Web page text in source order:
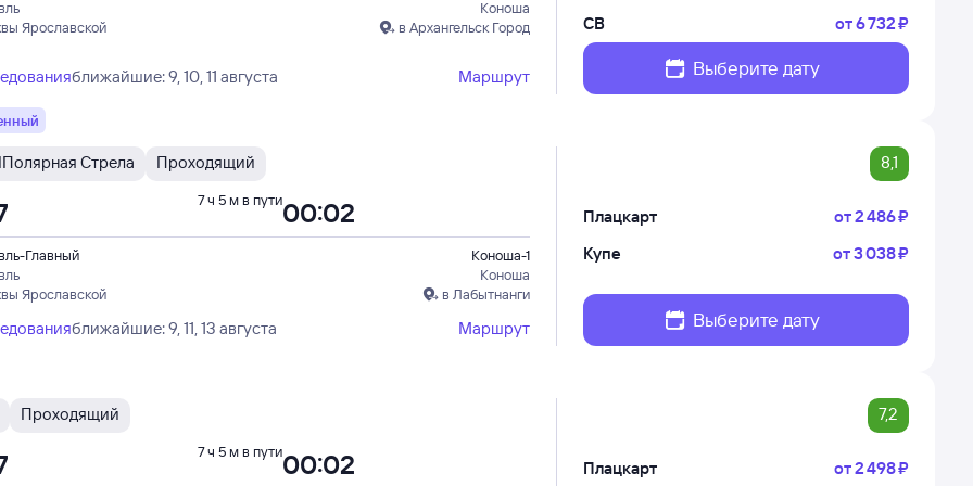
Ярославской
Коноша
в Архангельск Город
ближайшие: 9, 10, 11 августа Маршрут
СВ от6 ⁠732 ⁠₽
Выберите дату
Полярная Стрела Проходящий 8,1
Главный
Ярославской
Коноша-1
Коноша
в Лабытнанги
00:02
7 ч 5 м в пути
ближайшие: 9, 11, 13 августа Маршрут
Плацкарт от2 ⁠486 ⁠₽
Купе
от3 ⁠038 ⁠₽
Выберите дату
Проходящий 7,2
00:02
7 ч 5 м в пути
Плацкарт от2 ⁠498 ⁠₽